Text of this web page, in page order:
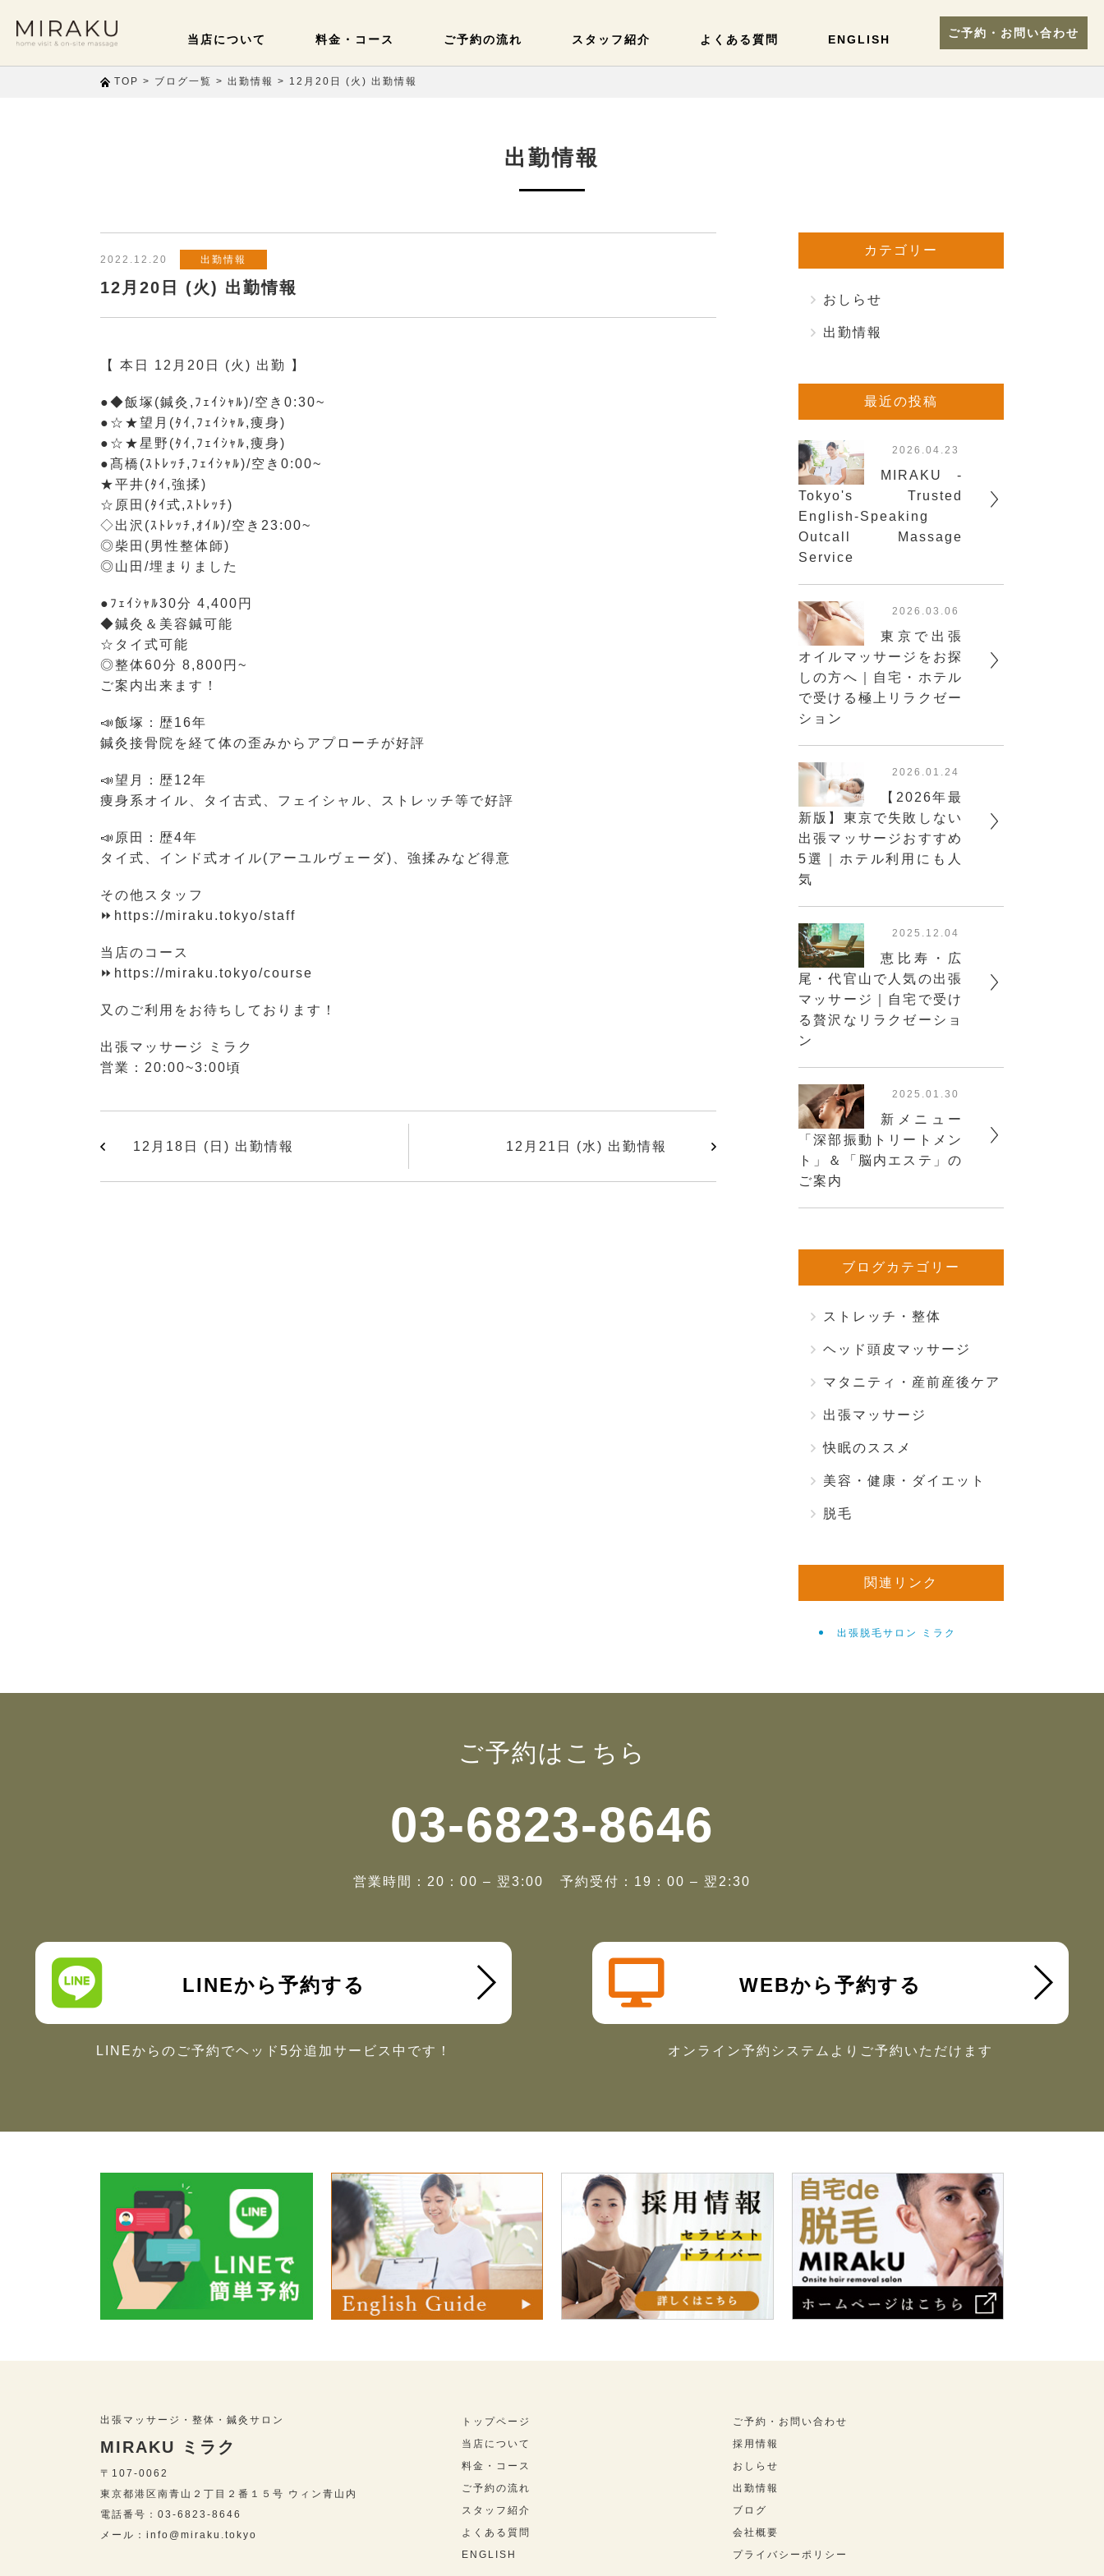
当店について 料金・コース ご予約の流れ スタッフ紹介 よくある質問 ENGLISH ご予約・お問い合わせ
TOP > ブログ一覧 > 出勤情報 > 12月20日 (火) 出勤情報
出勤情報
2022.12.20 出勤情報
12月20日 (火) 出勤情報
【 本日 12月20日 (火) 出勤 】
●◆飯塚(鍼灸,ﾌｪｲｼｬﾙ)/空き0:30~
●☆★望月(ﾀｲ,ﾌｪｲｼｬﾙ,痩身)
●☆★星野(ﾀｲ,ﾌｪｲｼｬﾙ,痩身)
●髙橋(ｽﾄﾚｯﾁ,ﾌｪｲｼｬﾙ)/空き0:00~
★平井(ﾀｲ,強揉)
☆原田(ﾀｲ式,ｽﾄﾚｯﾁ)
◇出沢(ｽﾄﾚｯﾁ,ｵｲﾙ)/空き23:00~
◎柴田(男性整体師)
◎山田/埋まりました
●ﾌｪｲｼｬﾙ30分 4,400円
◆鍼灸＆美容鍼可能
☆タイ式可能
◎整体60分 8,800円~
ご案内出来ます！
📣飯塚：歴16年
鍼灸接骨院を経て体の歪みからアプローチが好評
📣望月：歴12年
痩身系オイル、タイ古式、フェイシャル、ストレッチ等で好評
📣原田：歴4年
タイ式、インド式オイル(アーユルヴェーダ)、強揉みなど得意
その他スタッフ
⏩https://miraku.tokyo/staff
当店のコース
⏩https://miraku.tokyo/course
又のご利用をお待ちしております！
出張マッサージ ミラク
営業：20:00~3:00頃
12月18日 (日) 出勤情報 12月21日 (水) 出勤情報
カテゴリー
おしらせ
出勤情報
最近の投稿
2026.04.23
MIRAKU -
Tokyo's Trusted
English-Speaking
Outcall Massage
Service
2026.03.06
東京で出張
オイルマッサージをお探
しの方へ｜自宅・ホテル
で受ける極上リラクゼー
ション
2026.01.24
【2026年最
新版】東京で失敗しない
出張マッサージおすすめ
5選｜ホテル利用にも人
気
2025.12.04
恵比寿・広
尾・代官山で人気の出張
マッサージ｜自宅で受け
る贅沢なリラクゼーショ
ン
2025.01.30
新メニュー
「深部振動トリートメン
ト」＆「脳内エステ」の
ご案内
ブログカテゴリー
ストレッチ・整体
ヘッド頭皮マッサージ
マタニティ・産前産後ケア
出張マッサージ
快眠のススメ
美容・健康・ダイエット
脱毛
関連リンク
出張脱毛サロン ミラク
ご予約はこちら
03-6823-8646
営業時間：20：00 – 翌3:00 予約受付：19：00 – 翌2:30
LINEから予約する
LINEからのご予約でヘッド5分追加サービス中です！
WEBから予約する
オンライン予約システムより ご予約いただけます
出張マッサージ・整体・鍼灸サロン
MIRAKU ミラク
〒107-0062
東京都港区南青山２丁目２番１５号 ウィン青山内
電話番号：03-6823-8646
メール：info@miraku.tokyo
トップページ
当店について
料金・コース
ご予約の流れ
スタッフ紹介
よくある質問
ENGLISH
ご予約・お問い合わせ
採用情報
おしらせ
出勤情報
ブログ
会社概要
プライバシーポリシー